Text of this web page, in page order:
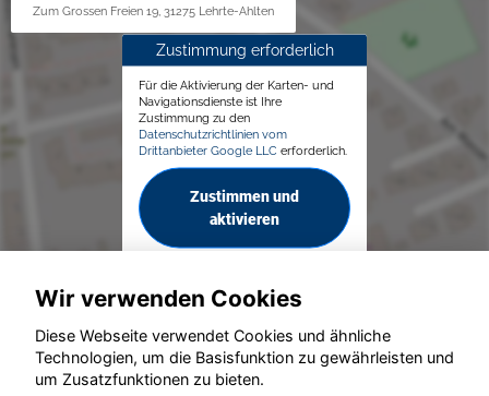
Zum Grossen Freien 19, 31275 Lehrte-Ahlten
Zustimmung erforderlich
Für die Aktivierung der Karten- und
Navigationsdienste ist Ihre
Zustimmung zu den
Datenschutzrichtlinien vom
Drittanbieter Google LLC erforderlich.
Zustimmen und
aktivieren
© konjunkturmotor.de GmbH 2020 - 2026
Wir verwenden Cookies
Diese Webseite verwendet Cookies und ähnliche
Technologien, um die Basisfunktion zu gewährleisten und
um Zusatzfunktionen zu bieten.